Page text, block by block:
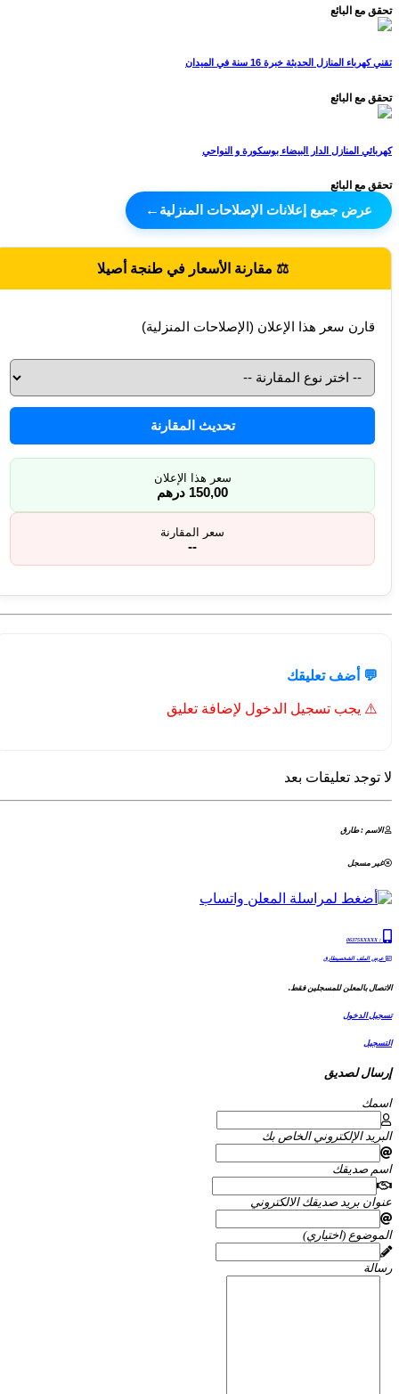
تحقق مع البائع
تقني كهرباء المنازل الحديثة خبرة 16 سنة في الميدان
تحقق مع البائع
كهربائي المنازل الدار البيضاء بوسكورة و النواحي
تحقق مع البائع
عرض جميع إعلانات الإصلاحات المنزلية ←
⚖️ مقارنة الأسعار في طنجة أصيلا
قارن سعر هذا الإعلان (الإصلاحات المنزلية)
تحديث المقارنة
سعر هذا الإعلان
150,00 درهم
سعر المقارنة
--
💬 أضف تعليقك
⚠️ يجب تسجيل الدخول لإضافة تعليق
لا توجد تعليقات بعد
الاسم : طارق
غير مسجل
:
06375XXXXX
عرض الملف الشخصيطارق
الاتصال بالمعلن للمسجلين فقط.
تسجيل الدخول
التسجيل
إرسال لصديق
اسمك
البريد الإلكتروني الخاص بك
اسم صديقك
عنوان بريد صديقك الالكتروني
الموضوع (اختياري)
رسالة